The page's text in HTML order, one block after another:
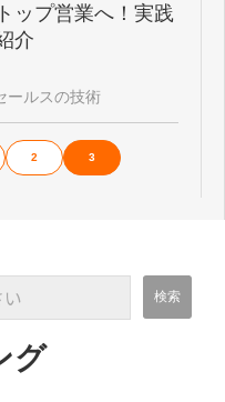
ップ営業へ！実践
介
ールスの技術
2 3
グ